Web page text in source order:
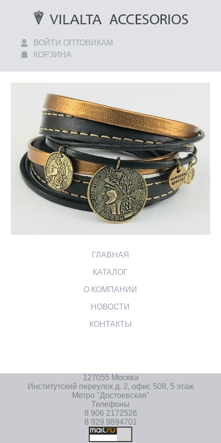
ВОЙТИ ОПТОВИКАМ
КОРЗИНА
ГЛАВНАЯ
КАТАЛОГ
О КОМПАНИИ
НОВОСТИ
КОНТАКТЫ
127055 Москва
Институтский переулок д. 2, офис 508, 5 этаж
Метро "Достоевская"
Телефоны
8 906 2172526
8 929 9894701